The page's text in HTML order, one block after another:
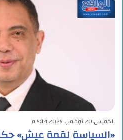
الخميس,20 نوفمبر, 2025 5:14 م
«السياسة لقمة عيش»